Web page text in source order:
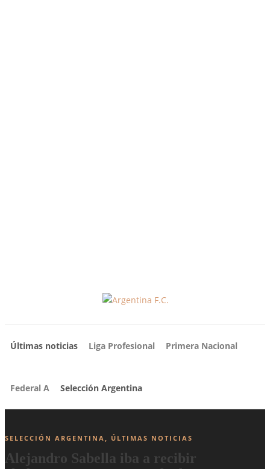
Últimas noticias Liga Profesional Primera Nacional
Federal A Selección Argentina
SELECCIÓN ARGENTINA, ÚLTIMAS NOTICIAS
Alejandro Sabella iba a recibir